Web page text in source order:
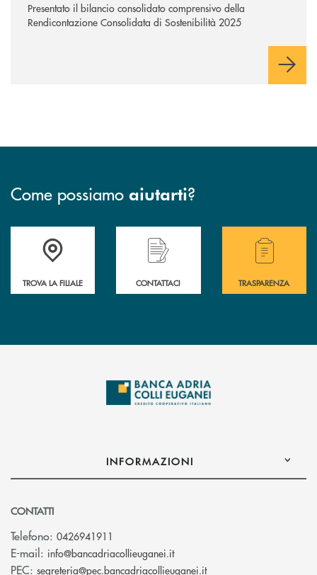
Presentato il bilancio consolidato comprensivo della
Rendicontazione Consolidata di Sostenibilità 2025
Come possiamo aiutarti?
Accedi all' elenco completo delle filiali .
TROVA LA FILIALE
Hai bisogno di assistenza immediata?
CONTATTACI
Hai bisogno di
TRASPARENZA
INFORMAZIONI
CONTATTI
Telefono: 0426941911
E-mail: info@bancadriacollieuganei.it(si apre l’app di posta
PEC: segreteria@pec.bancadriacollieuganei.it(si apre l’app di